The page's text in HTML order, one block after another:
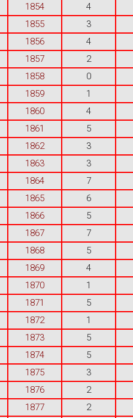
1854
4
1855
3
1856
4
1857
2
1858
0
1859
1
1860
4
1861
5
1862
3
1863
3
1864
7
1865
6
1866
5
1867
7
1868
5
1869
4
1870
1
1871
5
1872
1
1873
5
1874
5
1875
3
1876
2
1877
2